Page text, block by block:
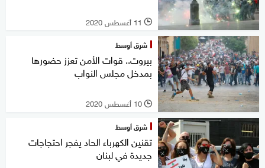
l 11 أغسطس 2020
شرق أوسط
بيروت.. قوات الأمن تعزز حضورها
بمدخل مجلس النواب
l 10 أغسطس 2020
شرق أوسط
تقنين الكهرباء الحاد يفجر احتجاجات
جديدة في لبنان